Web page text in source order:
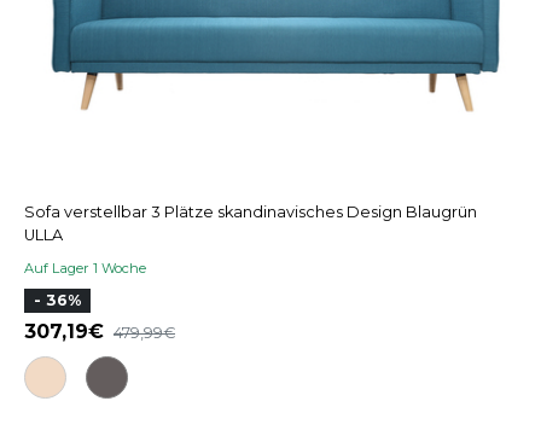
Sofa verstellbar 3 Plätze skandinavisches Design Blaugrün
ULLA
Auf Lager 1 Woche
- 36%
307,19 479,99